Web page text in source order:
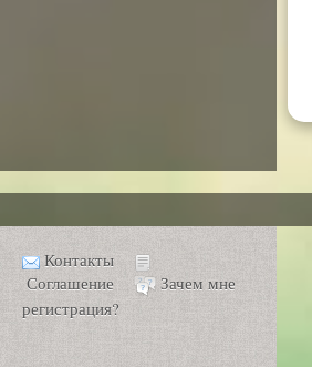
Контакты
Соглашение
Зачем мне
регистрация?